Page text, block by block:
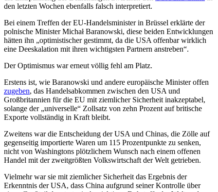
den letzten Wochen ebenfalls falsch interpretiert.
Bei einem Treffen der EU-Handelsminister in Brüssel erklärte der
polnische Minister Michał Baranowski, diese beiden Entwicklungen
hätten ihn „optimistischer gestimmt, da die USA offenbar wirklich
eine Deeskalation mit ihren wichtigsten Partnern anstreben“.
Der Optimismus war erneut völlig fehl am Platz.
Erstens ist, wie Baranowski und andere europäische Minister offen
zugeben, das Handelsabkommen zwischen den USA und
Großbritannien für die EU mit ziemlicher Sicherheit inakzeptabel,
solange der „universelle“ Zollsatz von zehn Prozent auf britische
Exporte vollständig in Kraft bleibt.
Zweitens war die Entscheidung der USA und Chinas, die Zölle auf
gegenseitig importierte Waren um 115 Prozentpunkte zu senken,
nicht von Washingtons plötzlichem Wunsch nach einem offenen
Handel mit der zweitgrößten Volkswirtschaft der Welt getrieben.
Vielmehr war sie mit ziemlicher Sicherheit das Ergebnis der
Erkenntnis der USA, dass China aufgrund seiner Kontrolle über